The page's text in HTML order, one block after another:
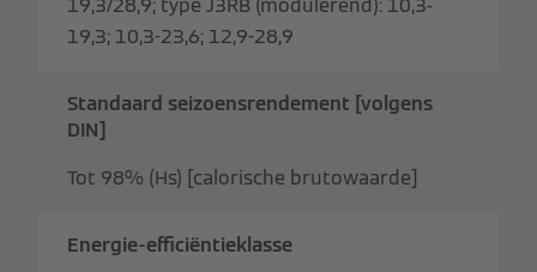
19,3/28,9; type J3RB (modulerend): 10,3-
19,3; 10,3-23,6; 12,9-28,9
Standaard seizoensrendement [volgens
DIN]
Tot 98% (Hs) [calorische brutowaarde]
Energie-efficiëntieklasse